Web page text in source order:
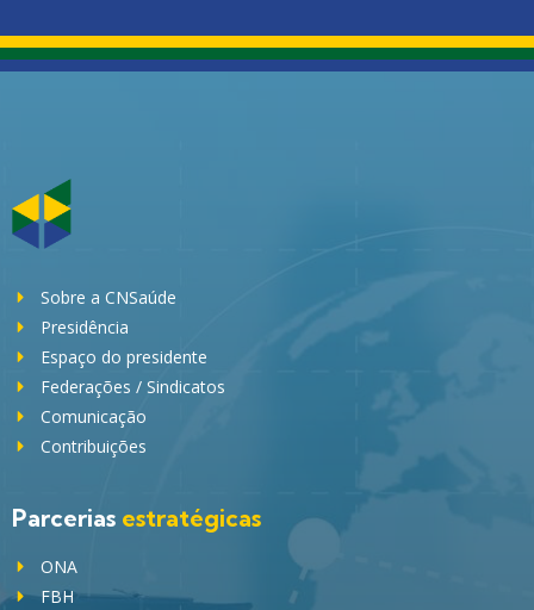
Sobre a CNSaúde
Presidência
Espaço do presidente
Federações / Sindicatos
Comunicação
Contribuições
Parcerias estratégicas
ONA
FBH